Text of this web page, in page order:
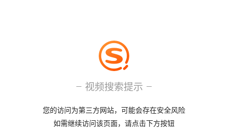
视频搜索提示
您的访问为第三方网站，可能会存在安全风险
如需继续访问该页面，请点击下方按钮